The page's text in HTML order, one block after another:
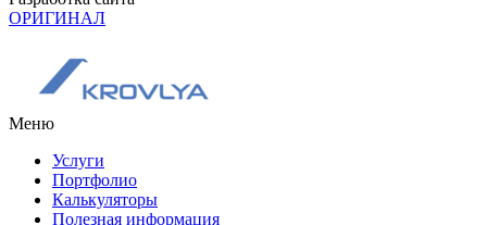
ОРИГИНАЛ
Меню
Услуги
Портфолио
Калькуляторы
Полезная информация